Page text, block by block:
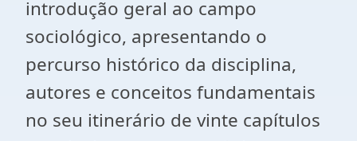
introdução geral ao campo
sociológico, apresentando o
percurso histórico da disciplina,
autores e conceitos fundamentais
no seu itinerário de vinte capítulos